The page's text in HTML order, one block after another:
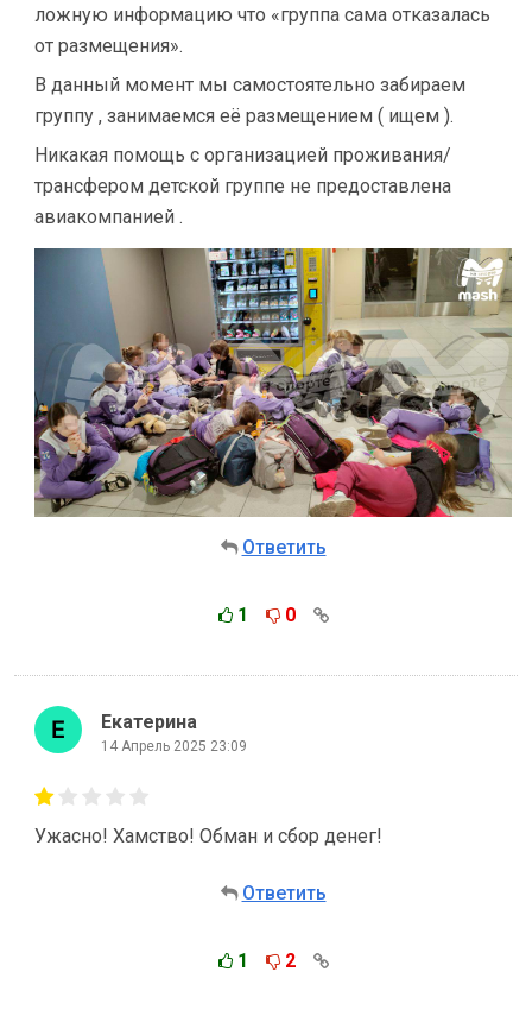
ложную информацию что «группа сама отказалась
от размещения».
В данный момент мы самостоятельно забираем
группу , занимаемся её размещением ( ищем ).
Никакая помощь с организацией проживания/
трансфером детской группе не предоставлена
авиакомпанией .
Ответить
1 0
Екатерина
14 Апрель 2025 23:09
Ужасно! Хамство! Обман и сбор денег!
Ответить
1 2